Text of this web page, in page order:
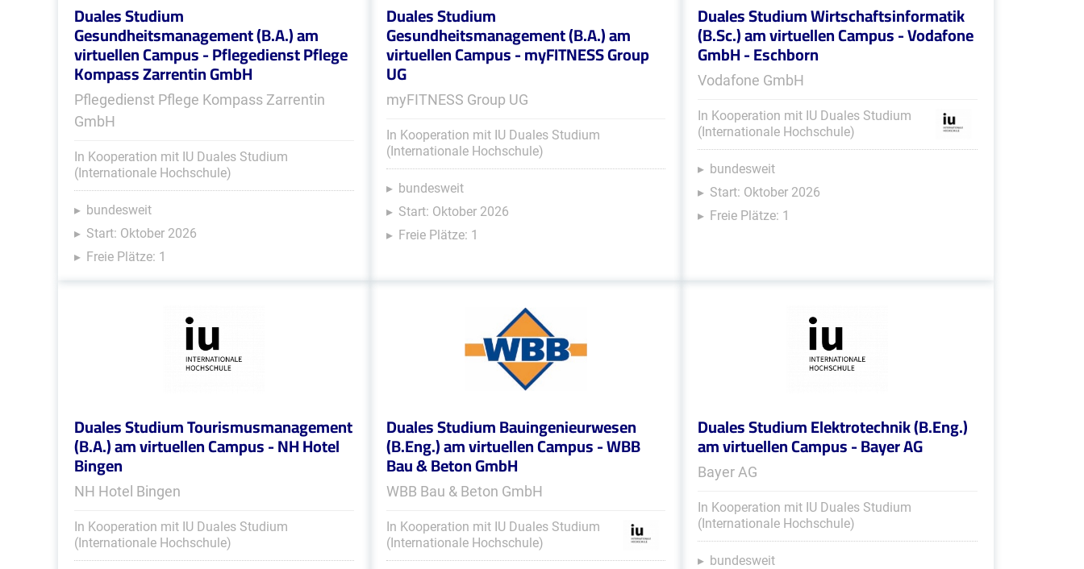
Duales Studium
Gesundheitsmanagement (B.A.) am
virtuellen Campus - Pflegedienst Pflege
Kompass Zarrentin GmbH
Pflegedienst Pflege Kompass Zarrentin
GmbH
In Kooperation mit IU Duales Studium
(Internationale Hochschule)
bundesweit
Start: Oktober 2026
Freie Plätze: 1
Duales Studium
Gesundheitsmanagement (B.A.) am
virtuellen Campus - myFITNESS Group
UG
myFITNESS Group UG
In Kooperation mit IU Duales Studium
(Internationale Hochschule)
bundesweit
Start: Oktober 2026
Freie Plätze: 1
Duales Studium Wirtschaftsinformatik
(B.Sc.) am virtuellen Campus - Vodafone
GmbH - Eschborn
Vodafone GmbH
In Kooperation mit IU Duales Studium
(Internationale Hochschule)
bundesweit
Start: Oktober 2026
Freie Plätze: 1
Duales Studium Tourismusmanagement
(B.A.) am virtuellen Campus - NH Hotel
Bingen
NH Hotel Bingen
In Kooperation mit IU Duales Studium
(Internationale Hochschule)
Duales Studium Bauingenieurwesen
(B.Eng.) am virtuellen Campus - WBB
Bau & Beton GmbH
WBB Bau & Beton GmbH
In Kooperation mit IU Duales Studium
(Internationale Hochschule)
Duales Studium Elektrotechnik (B.Eng.)
am virtuellen Campus - Bayer AG
Bayer AG
In Kooperation mit IU Duales Studium
(Internationale Hochschule)
bundesweit